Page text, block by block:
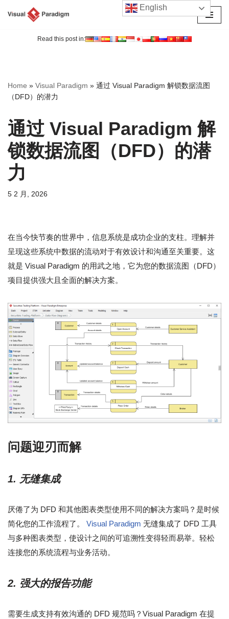
Read this post in:
Home » Visual Paradigm » 通过 Visual Paradigm 解锁数据流图
（DFD）的潜力
通过 Visual Paradigm 解
锁数据流图（DFD）的潜
力
5 2 月, 2026
在当今快节奏的世界中，信息系统是成功企业的支柱。理解并
呈现这些系统中数据的流动对于有效设计和沟通至关重要。这
就是 Visual Paradigm 的用武之地，它为您的数据流图（DFD）
项目提供强大且全面的解决方案。
问题迎刃而解
1. 无缝集成
厌倦了为 DFD 和其他图表类型使用不同的解决方案吗？是时候
简化您的工作流程了。
Visual Paradigm 无缝集成了 DFD 工具
与多种图表类型，使设计之间的可追溯性变得轻而易举。轻松
连接您的系统流程与业务活动。
2. 强大的报告功能
需要生成支持有效沟通的 DFD 规范吗？Visual Paradigm 在提
English